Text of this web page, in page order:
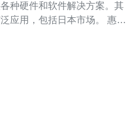
种硬件和软件解决方案。其
用，包括日本市场。 惠普
应用场景，包括企业级和个